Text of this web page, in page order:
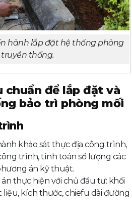
hành lắp đặt hệ thống phòng
thống.
chuẩn để lắp đặt và
bảo trì phòng mối
khảo sát thực địa công trình,
trình, tính toán số lượng các
án kỹ thuật.
thực hiện với chủ đầu tư: khối
liệu, kích thước, chiefu dài đường